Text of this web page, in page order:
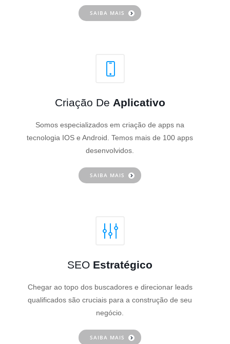
SAIBA MAIS
Criação De Aplicativo
Somos especializados em criação de apps na
tecnologia IOS e Android. Temos mais de 100 apps
desenvolvidos.
SAIBA MAIS
SEO Estratégico
Chegar ao topo dos buscadores e direcionar leads
qualificados são cruciais para a construção de seu
negócio.
SAIBA MAIS